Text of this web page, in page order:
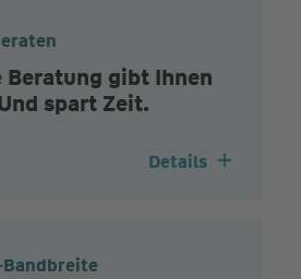
Beratung gibt Ihnen
spart Zeit.
Details